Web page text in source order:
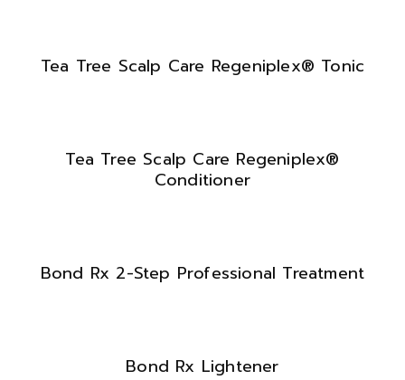
Tea Tree Scalp Care Regeniplex® Tonic
Tea Tree Scalp Care Regeniplex®
Conditioner
Bond Rx 2-Step Professional Treatment
Bond Rx Lightener